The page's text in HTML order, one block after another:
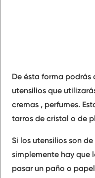
De ésta forma podrás
utensilios que
cremas , perfumes.
tarros de cristal o de
Si los utensilios son
simplemente hay que
pasar un paño o